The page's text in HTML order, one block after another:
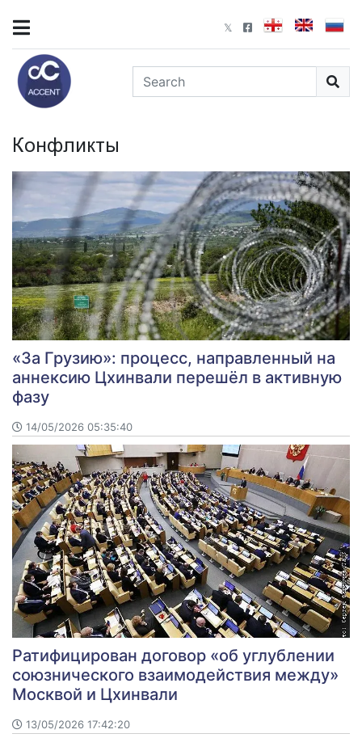
Конфликты
«За Грузию»: процесс, направленный на
аннексию Цхинвали перешёл в активную
фазу
14/05/2026 05:35:40
Ратифицирован договор «об углублении
союзнического взаимодействия между»
Москвой и Цхинвали
13/05/2026 17:42:20